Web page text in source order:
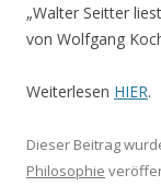
„Walter Seitter
von Wolfgang
Weiterlesen HIER.
Dieser Beitrag
Philosophie